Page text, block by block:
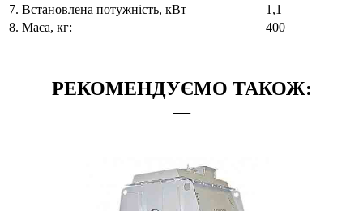
7. Встановлена потужність, кВт
1,1
8. Маса, кг:
400
РЕКОМЕНДУЄМО ТАКОЖ: